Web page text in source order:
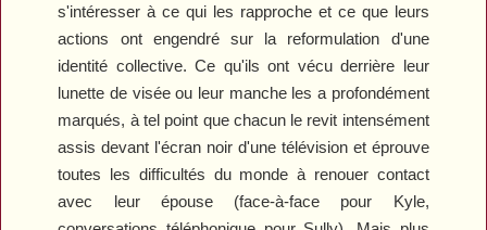
s'intéresser à ce qui les rapproche et ce que leurs
actions ont engendré sur la reformulation d'une
identité collective. Ce qu'ils ont vécu derrière leur
lunette de visée ou leur manche les a profondément
marqués, à tel point que chacun le revit intensément
assis devant l'écran noir d'une télévision et éprouve
toutes les difficultés du monde à renouer contact
avec leur épouse (face-à-face pour Kyle,